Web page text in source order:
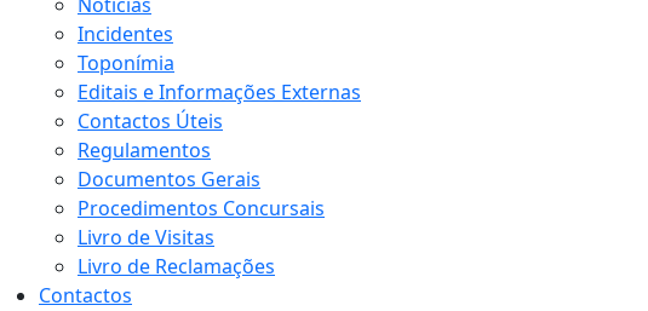
Notícias
Incidentes
Toponímia
Editais e Informações Externas
Contactos Úteis
Regulamentos
Documentos Gerais
Procedimentos Concursais
Livro de Visitas
Livro de Reclamações
Contactos